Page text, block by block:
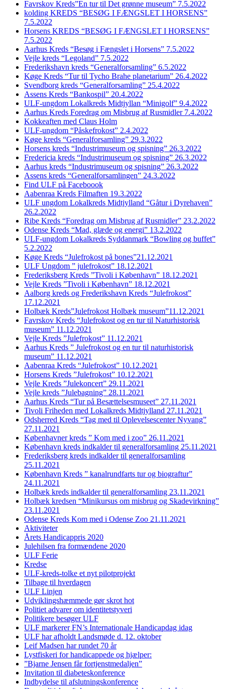
Favrskov Kreds”En tur til Det grønne museum” 7.5.2022
kolding KREDS “BESØG I FÆNGSLET I HORSENS”
7.5.2022
Horsens KREDS “BESØG I FÆNGSLET I HORSENS”
7.5.2022
Aarhus Kreds “Besøg i Fængslet i Horsens” 7.5.2022
Vejle kreds “Legoland” 7.5.2022
Frederikshavn kreds “Generalforsamling” 6.5.2022
Køge Kreds “Tur til Tycho Brahe planetarium” 26.4.2022
Svendborg kreds “Generalforsamling” 25.4.2022
Assens Kreds “Bankospil” 20.4.2022
ULF-ungdom Lokalkreds Midtjyllan “Minigolf” 9.4.2022
Aarhus Kreds Foredrag om Misbrug af Rusmidler 7.4.2022
Kokkeaften med Claus Holm
ULF-ungdom “Påskefrokost” 2.4.2022
Køge kreds “Generalforsamling” 29.3.2022
Horsens kreds “Industrimuseum og spisning” 26.3.2022
Fredericia kreds “Industrimuseum og spisning” 26.3.2022
Aarhus kreds “Industrimuseum og spisning” 26.3.2022
Assens kreds “Generalforsamlingen” 24.3.2022
Find ULF på Faceboook
Aabenraa Kreds Filmaften 19.3.2022
ULF ungdom Lokalkreds Midtjylland “Gåtur i Dyrehaven”
26.2.2022
Ribe Kreds “Foredrag om Misbrug af Rusmidler” 23.2.2022
Odense Kreds “Mad, glæde og energi” 13.2.2022
ULF-ungdom Lokalkreds Syddanmark “Bowling og buffet”
5.2.2022
Køge Kreds “Julefrokost på bones”21.12.2021
ULF Ungdom ” julefrokost” 18.12.2021
Frederiksberg Kreds ”Tivoli i København” 18.12.2021
Vejle Kreds ”Tivoli i København” 18.12.2021
Aalborg kreds og Frederikshavn Kreds “Julefrokost”
17.12.2021
Holbæk Kreds”Julefrokost Holbæk museum”11.12.2021
Favrskov Kreds “Julefrokost og en tur til Naturhistorisk
museum” 11.12.2021
Vejle Kreds ”Julefrokost” 11.12.2021
Aarhus Kreds ” Julefrokost og en tur til naturhistorisk
museum” 11.12.2021
Aabenraa Kreds “Julefrokost” 10.12.2021
Horsens Kreds ”Julefrokost” 10.12.2021
Vejle Kreds ”Julekoncert” 29.11.2021
Vejle kreds ”Julebagning” 28.11.2021
Aarhus Kreds “Tur på Besættelsesmuseet” 27.11.2021
Tivoli Friheden med Lokalkreds Midtjylland 27.11.2021
Odsherred Kreds “Tag med til Oplevelsescenter Nyvang”
27.11.2021
Københavner kreds ” Kom med i zoo” 26.11.2021
København kreds indkalder til generalforsamling 25.11.2021
Frederiksberg kreds indkalder til generalforsamling
25.11.2021
København Kreds ” kanalrundfarts tur og biograftur”
24.11.2021
Holbæk kreds indkalder til generalforsamling 23.11.2021
Holbæk kredsen “Minikursus om misbrug og Skadevirkning”
23.11.2021
Odense Kreds Kom med i Odense Zoo 21.11.2021
Aktiviteter
Årets Handicappris 2020
Julehilsen fra formændene 2020
ULF Ferie
Kredse
ULF-kreds-tolke et nyt pilotprojekt
Tilbage til hverdagen
ULF Linjen
Udviklingshæmmede gør skrot hot
Politiet advarer om identitetstyveri
Politikere besøger ULF
ULF markerer FN’s Internationale Handicapdag idag
ULF har afholdt Landsmøde d. 12. oktober
Leif Madsen har rundet 70 år
Lystfiskeri for handicappede og hjælper:
”Bjarne Jensen får fortjenstmedaljen”
Invitation til diabeteskonference
Indbydelse til afslutningskonference